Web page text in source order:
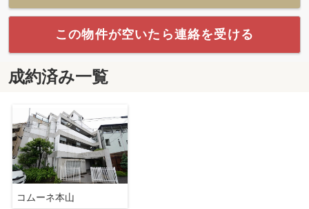
この物件が空いたら連絡を受ける
成約済み一覧
コムーネ本山